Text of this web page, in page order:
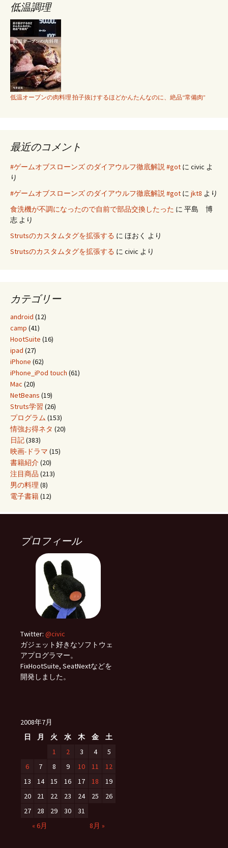
低温調理
低温オーブンの肉料理 拍子抜けするほどかんたんなのに、絶品“常備肉”
最近のコメント
#ゲームオブスローンズ のダイアウルフ徹底解説 #got に civic よ
り
#ゲームオブスローンズ のダイアウルフ徹底解説 #got に jkt8 より
食洗機が不調になったので自前で部品交換したった に 平島 博
志 より
Strutsのカスタムタグを拡張する に ほおく より
Strutsのカスタムタグを拡張する に civic より
カテゴリー
android (12)
camp (41)
HootSuite (16)
ipad (27)
iPhone (62)
iPhone_iPod touch (61)
Mac (20)
NetBeans (19)
Struts学習 (26)
プログラム (153)
情強お得ネタ (20)
日記(383)
映画-ドラマ (15)
書籍紹介(20)
注目商品 (213)
男の料理 (8)
電子書籍(12)
プロフィール
Twitter: @civic
ガジェット好きなソフトウェ
アプログラマー。
FixHootSuite, SeatNextなどを
開発しました。
2008年7月
日
月 火 水 木 金
土
1
2 3 4
5
6
7 8 9 10 11
12
13
14 15 16 17 18
19
20
21 22 23 24 25
26
27
28 29 30
31
« 6月
8月 »